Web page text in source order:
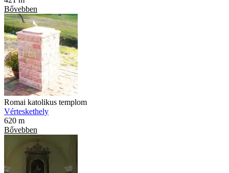
Bővebben
Romai katolikus templom
Vérteskethely
620 m
Bővebben